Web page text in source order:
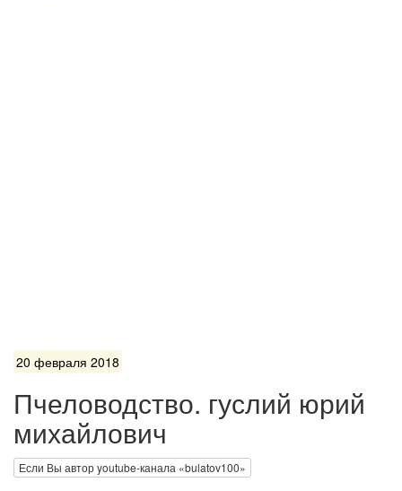
20 февраля 2018
Пчеловодство. гуслий юрий
михайлович
Если Вы автор youtube-канала «bulatov100»